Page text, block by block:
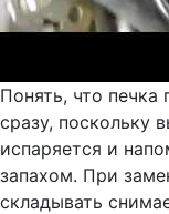
Понять, что печка
сразу, поскольку
испаряется и
запахом. При
складывать